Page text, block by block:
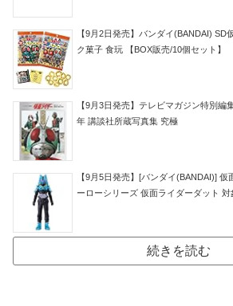
【9月2日発売】バンダイ(BANDAI) SD
ク菓子 食玩 【BOX販売/10個セット】
【9月3日発売】テレビマガジン特別編
年 講談社所蔵写真集 究極
【9月5日発売】[バンダイ(BANDAI)]
ーローシリーズ 仮面ライダーダット 対
続きを読む